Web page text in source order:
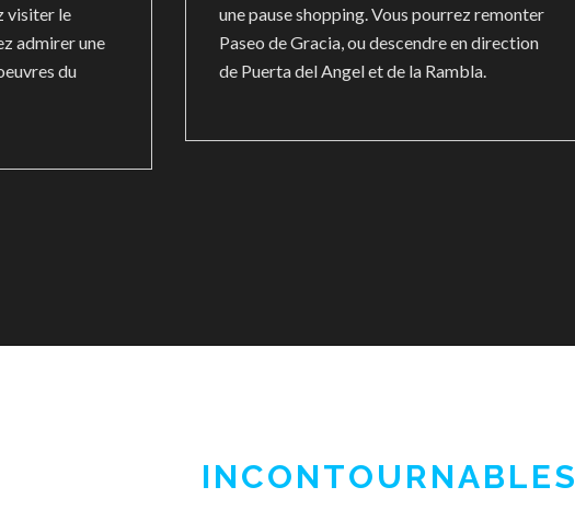
visiter le
admirer une
du
une pause shopping. Vous pourrez remonter
Paseo de Gracia, ou descendre en direction
de Puerta del Angel et de la Rambla.
INCONTOURNABLES